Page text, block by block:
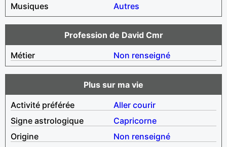
Musiques
Autres
Profession de David Cmr
Métier
Non renseigné
Plus sur ma vie
Activité préférée
Aller courir
Signe astrologique
Capricorne
Origine
Non renseigné